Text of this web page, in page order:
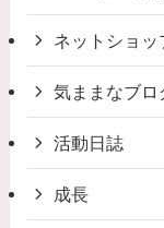
ネットショッ
気ままなブロ
活動日誌
成長